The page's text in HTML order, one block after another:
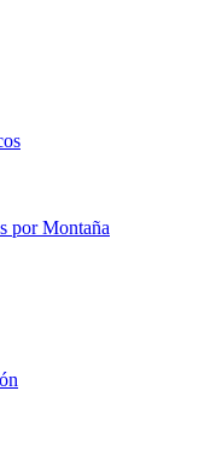
por Montaña